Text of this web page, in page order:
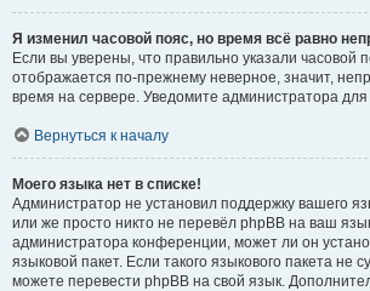
Я изменил часовой пояс, но время всё равно
Если вы уверены, что правильно указали часовой
отображается по-прежнему неверное, значит,
время на сервере. Уведомите администратора
Вернуться к началу
Моего языка нет в списке!
Администратор не установил поддержку вашего
или же просто никто не перевёл phpBB на ваш
администратора конференции, может ли он
языковой пакет. Если такого языкового пакета не
можете перевести phpBB на свой язык.